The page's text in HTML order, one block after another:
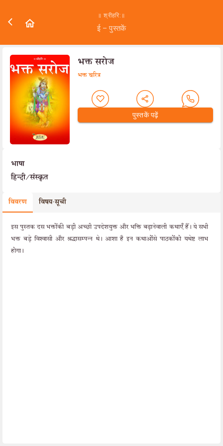
॥ श्रीहरि:॥
ई – पुस्तकें
भक्त सरोज
भक्त चरित्र
पुस्तकें पढ़ें
भाषा
हिन्दी/संस्कृत
विवरण विषय-सूची
इस पुस्तक दस भक्तोंकी बड़ी अच्छी उपदेशयुक्त और भक्ति बढ़ानेवाली कथाएँ हैं। ये सभी
भक्त बड़े विश्वासी और श्रद्धासम्पन्न थे। आशा है इन कथाओंसे पाठकोंको यथेष्ट लाभ
होगा।